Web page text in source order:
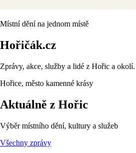
Místní dění na jednom místě
Hořičák.cz
Zprávy, akce, služby a lidé z Hořic a okolí.
Hořice, město kamenné krásy
Aktuálně z Hořic
Výběr místního dění, kultury a služeb
Všechny zprávy